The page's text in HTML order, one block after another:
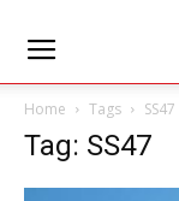
Home Tags SS47
Tag: SS47